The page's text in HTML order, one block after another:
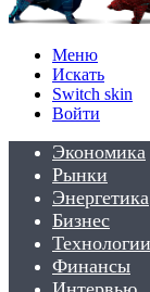
Меню
Искать
Switch skin
Войти
Экономика
Рынки
Энергетика
Бизнес
Технологии
Финансы